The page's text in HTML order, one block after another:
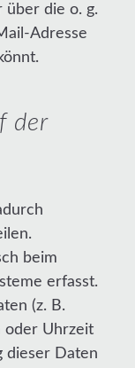
über die o. g.
Adresse
der
beim
erfasst.
(z. B.
oder Uhrzeit
dieser Daten